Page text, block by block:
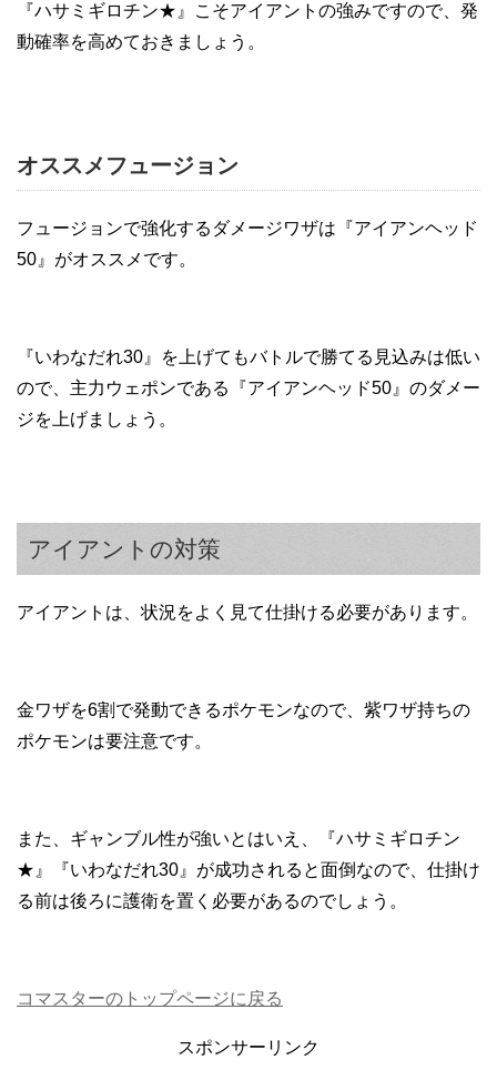
『ハサミギロチン★』こそアイアントの強みですので、発
動確率を高めておきましょう。
オススメフュージョン
フュージョンで強化するダメージワザは『アイアンヘッド
50』がオススメです。
『いわなだれ30』を上げてもバトルで勝てる見込みは低い
ので、主力ウェポンである『アイアンヘッド50』のダメー
ジを上げましょう。
アイアントの対策
アイアントは、状況をよく見て仕掛ける必要があります。
金ワザを6割で発動できるポケモンなので、紫ワザ持ちの
ポケモンは要注意です。
また、ギャンブル性が強いとはいえ、『ハサミギロチン
★』『いわなだれ30』が成功されると面倒なので、仕掛け
る前は後ろに護衛を置く必要があるのでしょう。
コマスターのトップページに戻る
スポンサーリンク